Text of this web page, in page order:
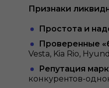
Признаки
Простота и
Проверенные
Vesta, Kia Rio,
Репутация
конкурентов-